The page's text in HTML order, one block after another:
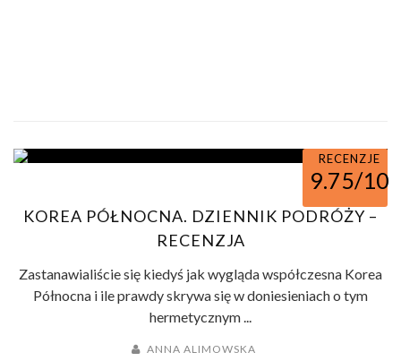
RECENZJE
9.75/10
KOREA PÓŁNOCNA. DZIENNIK PODRÓŻY –
RECENZJA
Zastanawialiście się kiedyś jak wygląda współczesna Korea
Północna i ile prawdy skrywa się w doniesieniach o tym
hermetycznym ...
ANNA ALIMOWSKA